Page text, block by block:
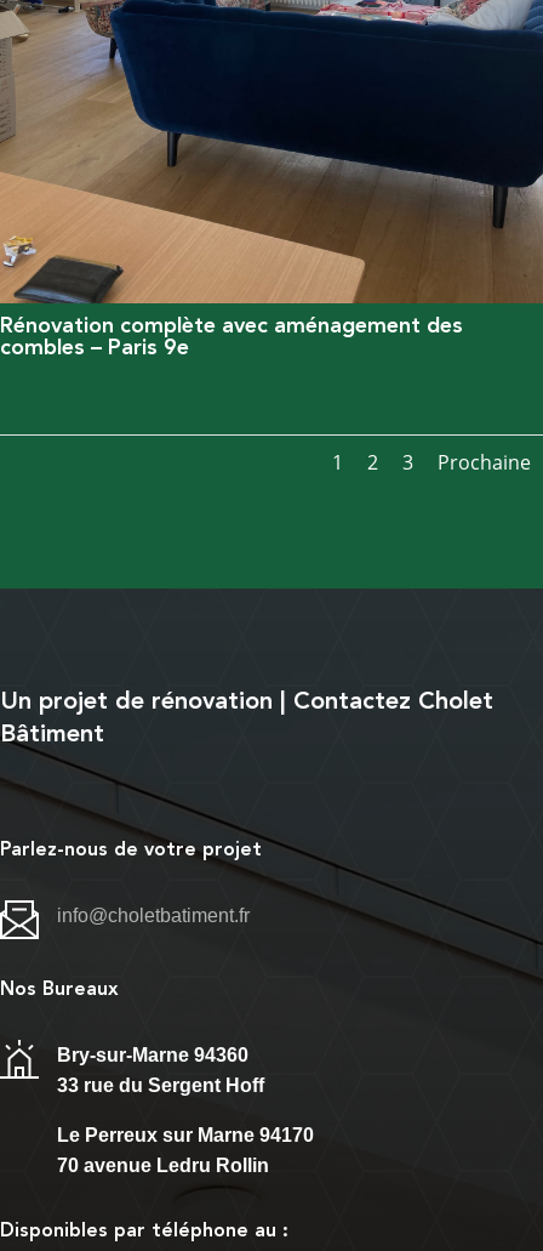
Rénovation complète avec aménagement des
combles – Paris 9e
1 2 3 Prochaine
Un projet de rénovation | Contactez Cholet
Bâtiment
Parlez-nous de votre projet
info@choletbatiment.fr
Nos Bureaux
Bry-sur-Marne 94360
33 rue du Sergent Hoff
Le Perreux sur Marne 94170
70 avenue Ledru Rollin
Disponibles par téléphone au :